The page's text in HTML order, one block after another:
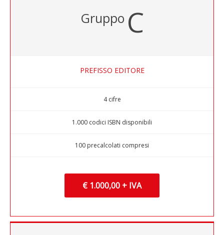
Gruppo C
PREFISSO EDITORE
4 cifre
1.000 codici ISBN disponibili
100 precalcolati compresi
€ 1.000,00 + IVA